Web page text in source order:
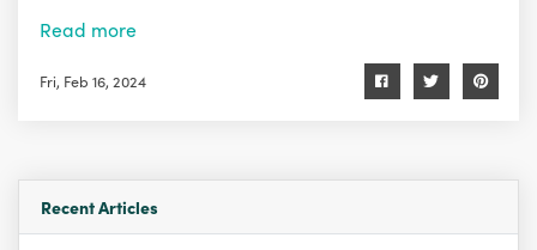
Read more
Fri, Feb 16, 2024
Recent Articles